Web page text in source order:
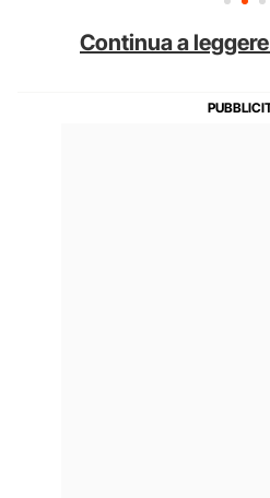
Continua a